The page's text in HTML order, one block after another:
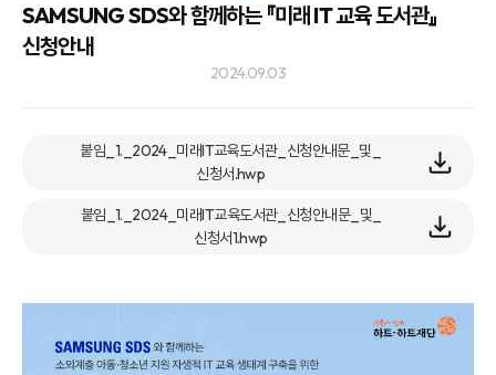
SAMSUNG SDS와 함께하는 『미래 IT 교육 도서관』
신청안내
2024.09.03
붙임_1._2024_미래IT교육도서관_신청안내문_및_
신청서.hwp
붙임_1._2024_미래IT교육도서관_신청안내문_및_
신청서1.hwp